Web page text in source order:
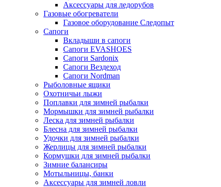
Аксессуары для ледорубов
Газовые обогреватели
Газовое оборудование Следопыт
Сапоги
Вкладыши в сапоги
Сапоги EVASHOES
Сапоги Sardonix
Сапоги Вездеход
Сапоги Nordman
Рыболовные ящики
Охотничьи лыжи
Поплавки для зимней рыбалки
Мормышки для зимней рыбалки
Леска для зимней рыбалки
Блесна для зимней рыбалки
Удочки для зимней рыбалки
Жерлицы для зимней рыбалки
Кормушки для зимней рыбалки
Зимние балансиры
Мотыльницы, банки
Аксессуары для зимней ловли